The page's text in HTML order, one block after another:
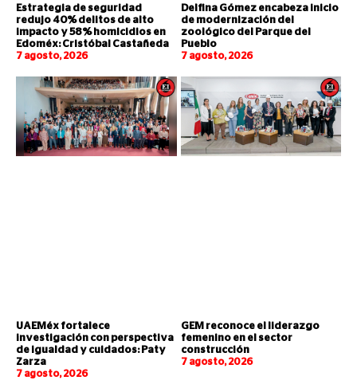
Estrategia de seguridad
redujo 40% delitos de alto
impacto y 58% homicidios en
Edoméx: Cristóbal Castañeda
7 agosto, 2026
Delfina Gómez encabeza inicio
de modernización del
zoológico del Parque del
Pueblo
7 agosto, 2026
UAEMéx fortalece
investigación con perspectiva
de igualdad y cuidados: Paty
Zarza
7 agosto, 2026
GEM reconoce el liderazgo
femenino en el sector
construcción
7 agosto, 2026